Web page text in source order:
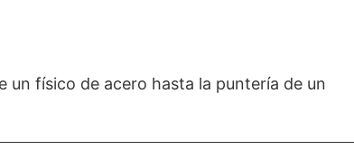
un físico de acero hasta la puntería de un